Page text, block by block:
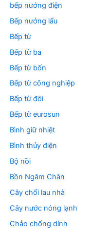
bếp nướng điện
Bếp nướng lẩu
Bếp từ
Bếp từ ba
Bếp từ bốn
Bếp từ công nghiệp
Bếp từ đôi
Bếp từ eurosun
Bình giữ nhiệt
Bình thủy điện
Bộ nồi
Bồn Ngâm Chân
Cây chổi lau nhà
Cây nước nóng lạnh
Chảo chống dính